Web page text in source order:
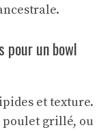
pour un bowl
et texture.
grillé, ou